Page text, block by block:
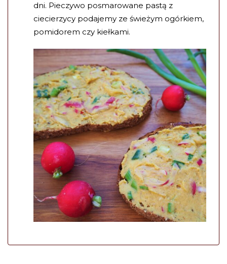
dni. Pieczywo posmarowane pastą z
ciecierzycy podajemy ze świeżym ogórkiem,
pomidorem czy kiełkami.